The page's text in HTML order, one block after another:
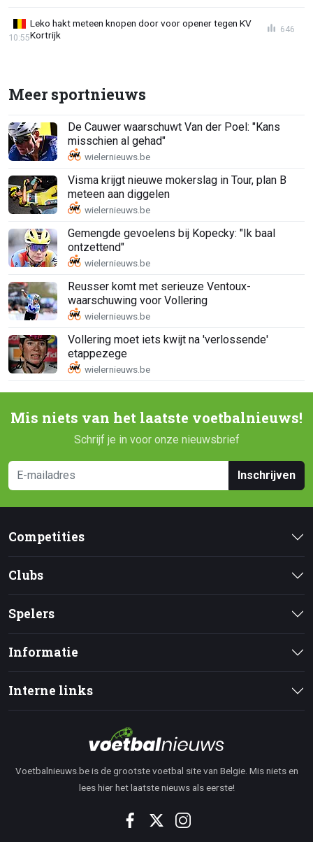
Leko hakt meteen knopen door voor opener tegen KV
Kortrijk
10:55
646
Meer sportnieuws
De Cauwer waarschuwt Van der Poel: "Kans
misschien al gehad"
Visma krijgt nieuwe mokerslag in Tour, plan B
meteen aan diggelen
Gemengde gevoelens bij Kopecky: "Ik baal
ontzettend"
Reusser komt met serieuze Ventoux-
waarschuwing voor Vollering
Vollering moet iets kwijt na 'verlossende'
etappezege
Mis niets van het laatste voetbalnieuws!
Schrijf je in voor onze nieuwsbrief
Inschrijven
Competities
Clubs
Spelers
Informatie
Interne links
Voetbalnieuws.be is de grootste voetbal site van Belgie. Mis niets en
lees hier het laatste nieuws als eerste!